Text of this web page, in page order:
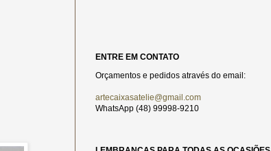
ENTRE EM CONTATO
Orçamentos e pedidos através do email:
artecaixasatelie@gmail.com
WhatsApp (48) 99998-9210